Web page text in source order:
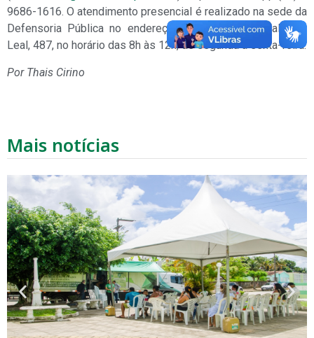
9686-1616. O atendimento presencial é realizado na sede da
Defensoria Pública no endereço: Av. Monsenhor Walfredo
Leal, 487, no horário das 8h às 12h, de segunda a sexta-feira.
Por Thais Cirino
Mais notícias